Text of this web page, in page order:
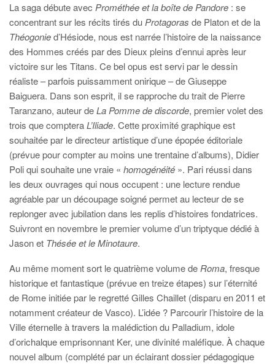
La saga débute avec Prométhée et la boîte de Pandore : se
concentrant sur les récits tirés du Protagoras de Platon et de la
Théogonied’Hésiode, nous est narrée l’histoire de la naissance
des Hommes créés par des Dieux pleins d’ennui après leur
victoire sur les Titans. Ce bel opus est servi par le dessin
réaliste – parfois puissamment onirique – de Giuseppe
Baiguera. Dans son esprit, il se rapproche du trait de Pierre
Taranzano, auteur deLa Pomme de discorde, premier volet des
trois que compteraL’Iliade. Cette proximité graphique est
souhaitée par le directeur artistique d’une épopée éditoriale
(prévue pour compter au moins une trentaine d’albums), Didier
Poli qui souhaite une vraie « homogénéité ». Pari réussi dans
les deux ouvrages qui nous occupent : une lecture rendue
agréable par un découpage soigné permet au lecteur de se
replonger avec jubilation dans les replis d’histoires fondatrices.
Suivront en novembre le premier volume d’un triptyque dédié à
Jason et Thésée et le Minotaure.
Au même moment sort le quatrième volume de Roma, fresque
historique et fantastique (prévue en treize étapes) sur l’éternité
de Rome initiée par le regretté Gilles Chaillet (disparu en 2011 et
notamment créateur de Vasco). L’idée ? Parcourir l’histoire de la
Ville éternelle à travers la malédiction du Palladium, idole
d’orichalque emprisonnant Ker, une divinité maléfique. À chaque
nouvel album (complété par un éclairant dossier pédagogique